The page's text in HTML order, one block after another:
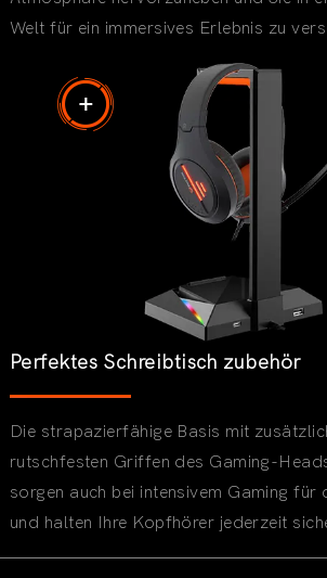
Welt für ein immersives Erlebnis zu
Perfektes Schreibtisch zubehör
Die strapazierfähige Basis mit
rutschfesten Griffen des Gaming-
sorgen auch bei intensivem Gaming
und halten Ihre Kopfhörer jederzeit